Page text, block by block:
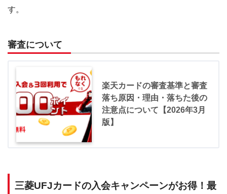
す。
審査について
楽天カードの審査基準と審査
落ち原因・理由・落ちた後の
注意点について【2026年3月
版】
三菱UFJカードの入会キャンペーンがお得！最